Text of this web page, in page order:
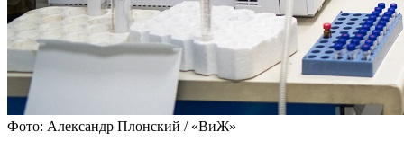
Фото: Александр Плонский / «ВиЖ»